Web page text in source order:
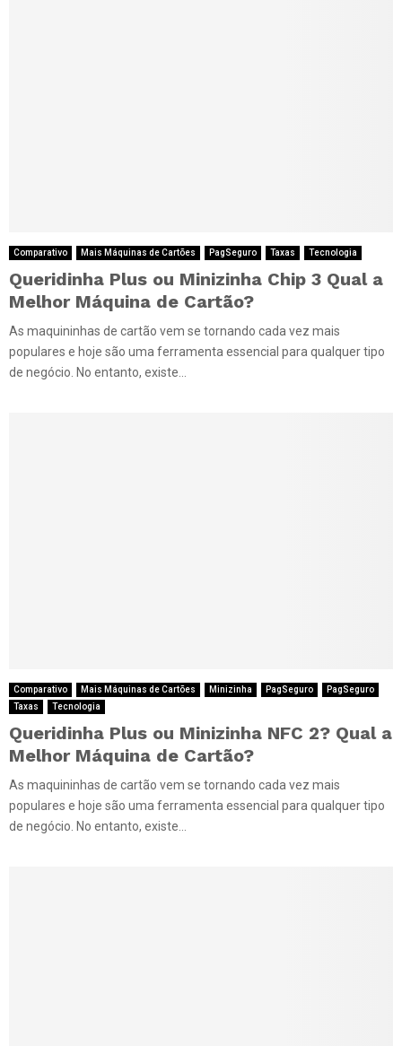
Comparativo Mais Máquinas de Cartões PagSeguro Taxas Tecnologia
Queridinha Plus ou Minizinha Chip 3 Qual a
Melhor Máquina de Cartão?
As maquininhas de cartão vem se tornando cada vez mais
populares e hoje são uma ferramenta essencial para qualquer tipo
de negócio. No entanto, existe...
Comparativo Mais Máquinas de Cartões Minizinha PagSeguro
PagSeguro
Taxas
Tecnologia
Queridinha Plus ou Minizinha NFC 2? Qual a
Melhor Máquina de Cartão?
As maquininhas de cartão vem se tornando cada vez mais
populares e hoje são uma ferramenta essencial para qualquer tipo
de negócio. No entanto, existe...